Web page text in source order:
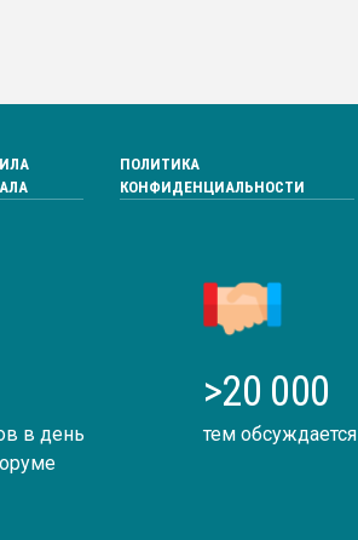
ПОЛИТИКА
КОНФИДЕНЦИАЛЬНОСТИ
в день
>20 000
тем обсуждается